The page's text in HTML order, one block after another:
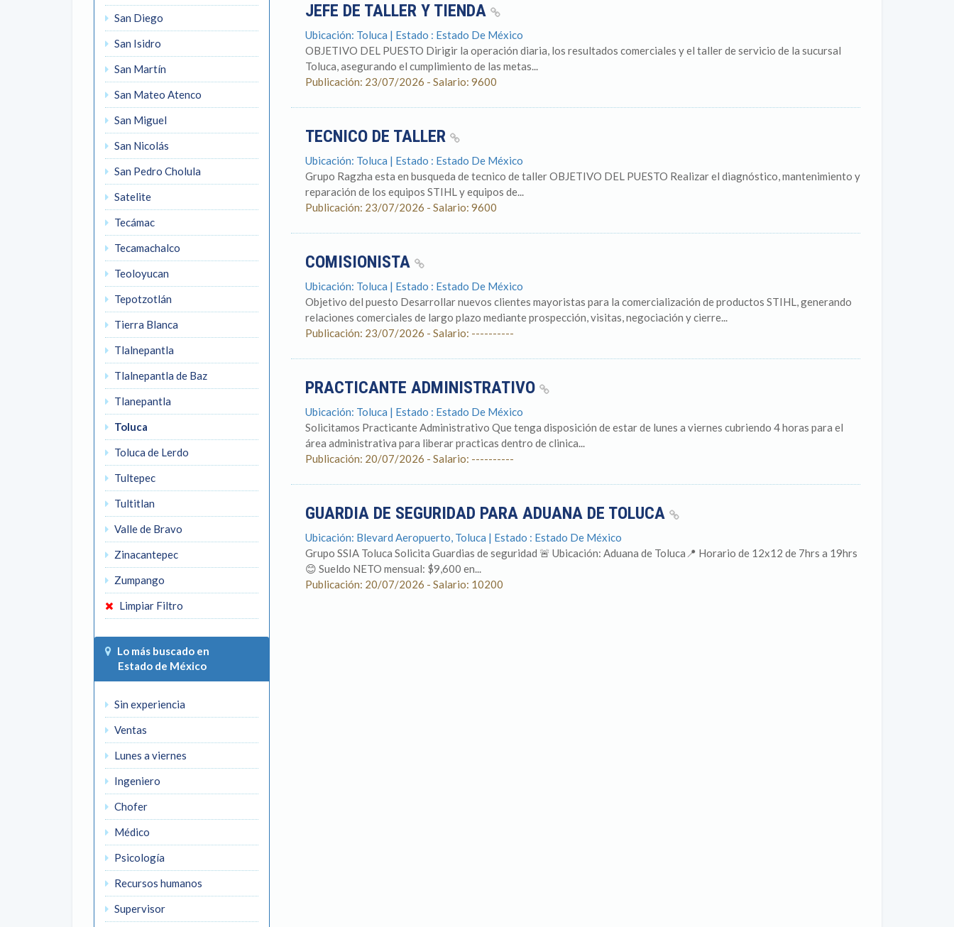
San Diego
San Isidro
San Martín
San Mateo Atenco
San Miguel
San Nicolás
San Pedro Cholula
Satelite
Tecámac
Tecamachalco
Teoloyucan
Tepotzotlán
Tierra Blanca
Tlalnepantla
Tlalnepantla de Baz
Tlanepantla
Toluca
Toluca de Lerdo
Tultepec
Tultitlan
Valle de Bravo
Zinacantepec
Zumpango
Limpiar Filtro
Lo más buscado en
Estado de México
Sin experiencia
Ventas
Lunes a viernes
Ingeniero
Chofer
Médico
Psicología
Recursos humanos
Supervisor
JEFE DE TALLER Y TIENDA
Ubicación: Toluca | Estado : Estado De México
OBJETIVO DEL PUESTO Dirigir la operación diaria, los resultados comerciales y el taller de servicio de la sucursal
Toluca, asegurando el cumplimiento de las metas...
Publicación: 23/07/2026 - Salario: 9600
TECNICO DE TALLER
Ubicación: Toluca | Estado : Estado De México
Grupo Ragzha esta en busqueda de tecnico de taller OBJETIVO DEL PUESTO Realizar el diagnóstico, mantenimiento y
reparación de los equipos STIHL y equipos de...
Publicación: 23/07/2026 - Salario: 9600
COMISIONISTA
Ubicación: Toluca | Estado : Estado De México
Objetivo del puesto Desarrollar nuevos clientes mayoristas para la comercialización de productos STIHL, generando
relaciones comerciales de largo plazo mediante prospección, visitas, negociación y cierre...
Publicación: 23/07/2026 - Salario: ----------
PRACTICANTE ADMINISTRATIVO
Ubicación: Toluca | Estado : Estado De México
Solicitamos Practicante Administrativo Que tenga disposición de estar de lunes a viernes cubriendo 4 horas para el
área administrativa para liberar practicas dentro de clinica...
Publicación: 20/07/2026 - Salario: ----------
GUARDIA DE SEGURIDAD PARA ADUANA DE TOLUCA
Ubicación: Blevard Aeropuerto, Toluca | Estado : Estado De México
Grupo SSIA Toluca Solicita Guardias de seguridad 🚨 Ubicación: Aduana de Toluca📍 Horario de 12x12 de 7hrs a 19hrs
😊 Sueldo NETO mensual: $9,600 en...
Publicación: 20/07/2026 - Salario: 10200